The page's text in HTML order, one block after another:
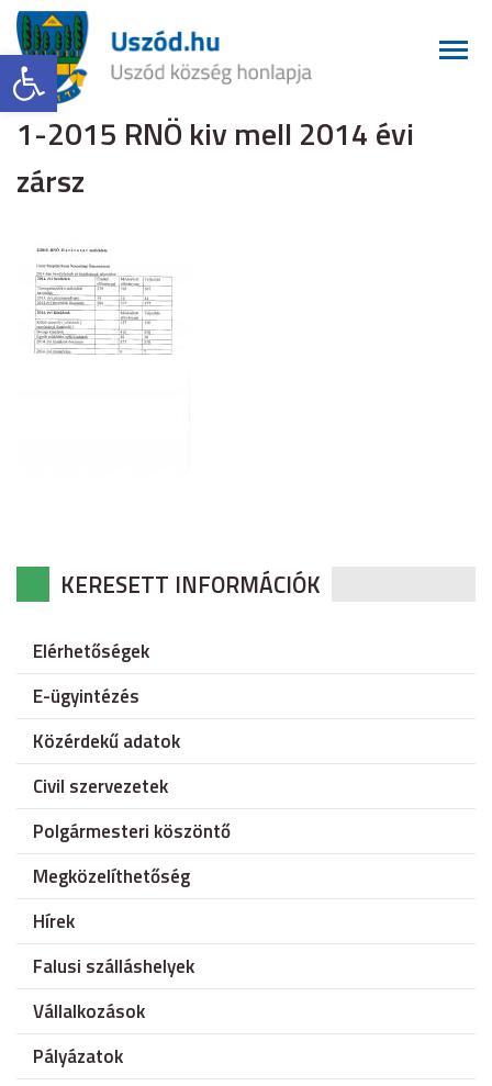
Eszköztár megnyitása
1-2015 RNÖ kiv mell 2014 évi
zársz
KERESETT INFORMÁCIÓK
Elérhetőségek
E-ügyintézés
Közérdekű adatok
Civil szervezetek
Polgármesteri köszöntő
Megközelíthetőség
Hírek
Falusi szálláshelyek
Vállalkozások
Pályázatok